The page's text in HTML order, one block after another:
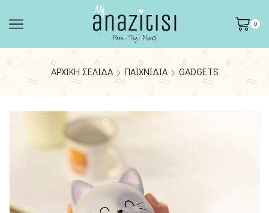
0
ΑΡΧΙΚΉ ΣΕΛΊΔΑ ΠΑΙΧΝΊΔΙΑ GADGETS